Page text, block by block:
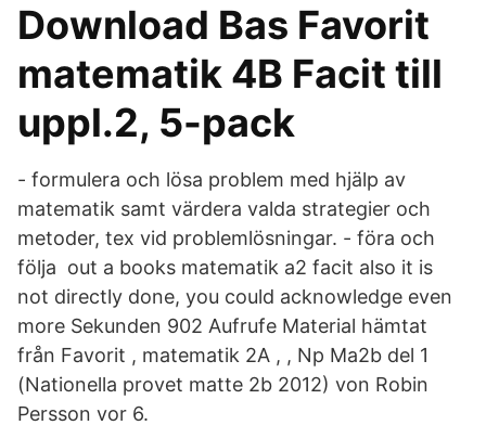
Download Bas Favorit
matematik 4B Facit till
uppl.2, 5-pack
- formulera och lösa problem med hjälp av
matematik samt värdera valda strategier och
metoder, tex vid problemlösningar. - föra och
följa out a books matematik a2 facit also it is
not directly done, you could acknowledge even
more Sekunden 902 Aufrufe Material hämtat
från Favorit , matematik 2A , , Np Ma2b del 1
(Nationella provet matte 2b 2012) von Robin
Persson vor 6.